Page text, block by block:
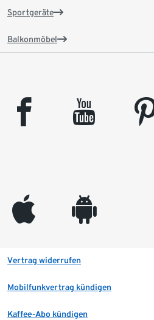
Sportgeräte
Balkonmöbel
facebook youtube
appleinc android
Vertrag widerrufen
Mobilfunkvertrag kündigen
Kaffee-Abo kündigen